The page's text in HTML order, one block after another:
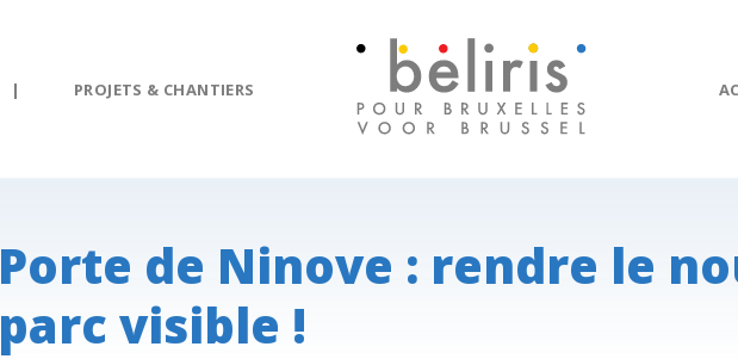
| PROJETS & CHANTIERS
Porte de Ninove : rendre le
parc visible !